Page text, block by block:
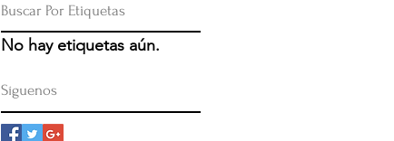
Buscar Por Etiquetas
No hay etiquetas aún.
Síguenos